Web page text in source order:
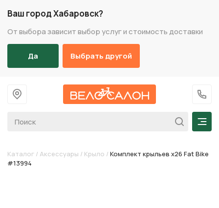
Ваш город Хабаровск?
От выбора зависит выбор услуг и стоимость доставки
Да Выбрать другой
На главную
+7
Каталог / Аксессуары / Крыло / Комплект крыльев х26 Fat Bike
#13994